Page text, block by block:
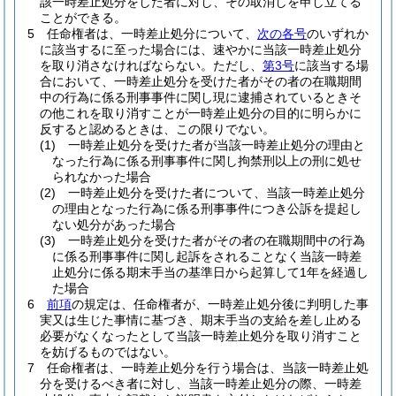
ことができる。
5
任命権者は、一時差止処分について、 次の各号のいずれか
に該当するに至った場合には、速やかに当該一時差止処分
を取り消さなければならない。 ただし、 第3号に該当する場
合において、一時差止処分を受けた者がその者の在職期間
中の行為に係る刑事事件に関し現に逮捕されているときそ
の他これを取り消すことが一時差止処分の目的に明らかに
反すると認めるときは、この限りでない。
(1)
一時差止処分を受けた者が当該一時差止処分の理由と
なった行為に係る刑事事件に関し拘禁刑以上の刑に処せ
られなかった場合
(2)
一時差止処分を受けた者について、当該一時差止処分
の理由となった行為に係る刑事事件につき公訴を提起し
ない処分があった場合
(3)
一時差止処分を受けた者がその者の在職期間中の行為
に係る刑事事件に関し起訴をされることなく当該一時差
止処分に係る期末手当の基準日から起算して1年を経過し
た場合
6
前項の規定は、任命権者が、一時差止処分後に判明した事
実又は生じた事情に基づき、期末手当の支給を差し止める
必要がなくなったとして当該一時差止処分を取り消すこと
を妨げるものではない。
7
任命権者は、一時差止処分を行う場合は、当該一時差止処
分を受けるべき者に対し、当該一時差止処分の際、一時差